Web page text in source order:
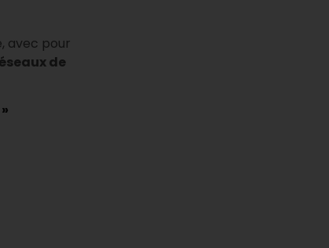
avec pour
de